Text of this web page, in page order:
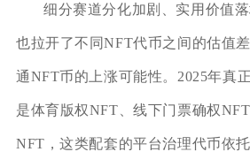
细分赛道分化加剧、实用价值落
也拉开了不同NFT代币之间的估值
通NFT币的上涨可能性。2025年真
是体育版权NFT、线下门票确权
NFT，这类配套的平台治理代币依